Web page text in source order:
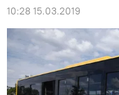
10:28 15.03.2019